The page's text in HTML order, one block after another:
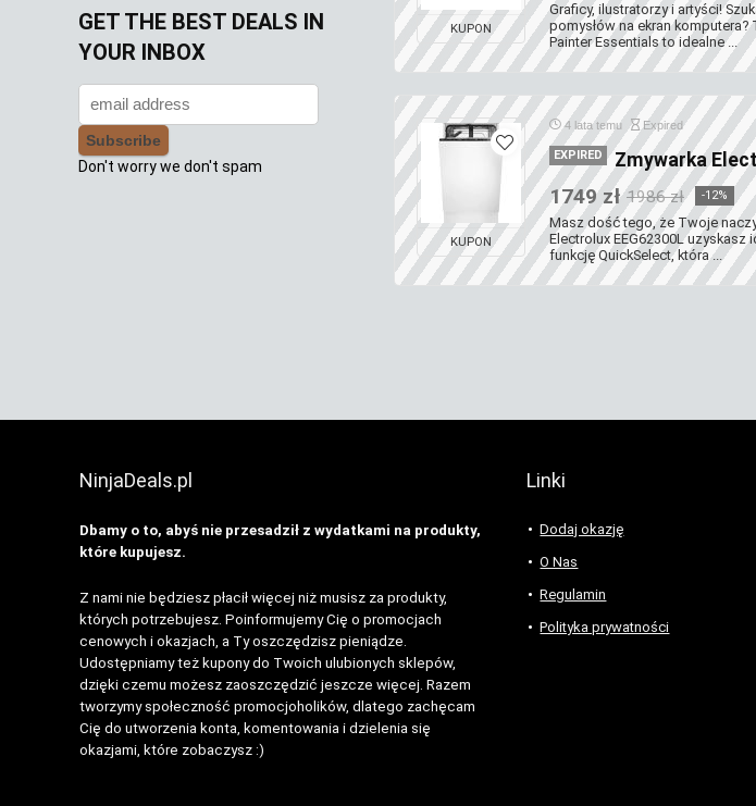
KUPON
Graficy, ilustratorzy i artyści!
pomysłów na ekran
Painter Essentials to idealne ...
KUPON
4 lata temu Expired
EXPIRED Zmywarka
1749 zł 1986 zł -12%
Masz dość tego, że Twoje
Electrolux EEG62300L
funkcję QuickSelect, która ...
GET THE BEST DEALS IN
YOUR INBOX
Don't worry we don't spam
NinjaDeals.pl
Dbamy o to, abyś nie przesadził z wydatkami na produkty,
które kupujesz.
Z nami nie będziesz płacił więcej niż musisz za produkty,
których potrzebujesz. Poinformujemy Cię o promocjach
cenowych i okazjach, a Ty oszczędzisz pieniądze.
Udostępniamy też kupony do Twoich ulubionych sklepów,
dzięki czemu możesz zaoszczędzić jeszcze więcej. Razem
tworzymy społeczność promocjoholików, dlatego zachęcam
Cię do utworzenia konta, komentowania i dzielenia się
okazjami, które zobaczysz :)
Linki
Dodaj okazję
O Nas
Regulamin
Polityka prywatności